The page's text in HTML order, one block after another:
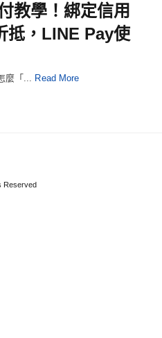
教學！綁定信用
抵，LINE Pay使
麼「... Read More
Reserved